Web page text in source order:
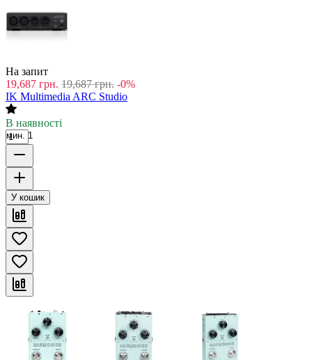
На запит
19,687 грн. 19,687 грн. -0%
IK Multimedia ARC Studio
В наявності
мин. 1
У кошик